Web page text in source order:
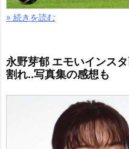
» 続きを読む
永野芽郁 エモいインス
割れ..写真集の感想も